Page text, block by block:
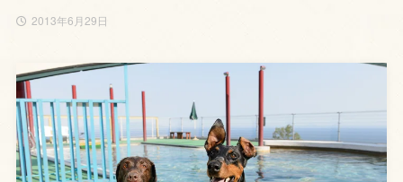
2013年6月29日